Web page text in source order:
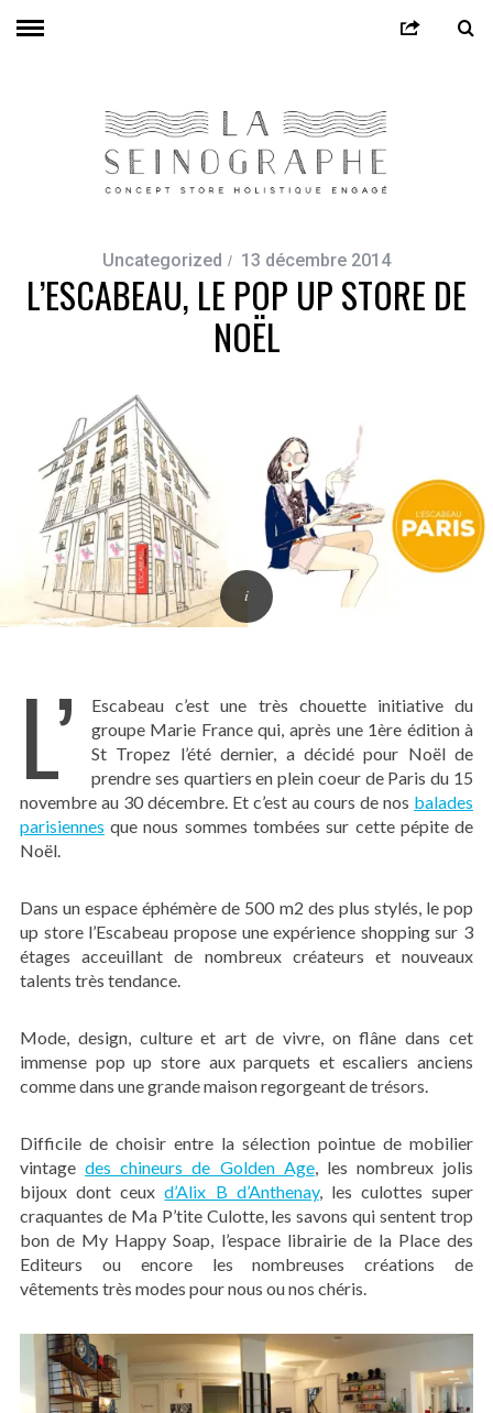
Uncategorized 13 décembre 2014
L’ESCABEAU, LE POP UP STORE DE
NOËL
L’
Escabeau c’est une très chouette initiative du
groupe Marie France qui, après une 1ère édition à
St Tropez l’été dernier, a décidé pour Noël de
prendre ses quartiers en plein coeur de Paris du 15
novembre au 30 décembre. Et c’est au cours de nos balades
parisiennes que nous sommes tombées sur cette pépite de
Noël.
Dans un espace éphémère de 500 m2 des plus stylés, le pop
up store l’Escabeau propose une expérience shopping sur 3
étages acceuillant de nombreux créateurs et nouveaux
talents très tendance.
Mode, design, culture et art de vivre, on flâne dans cet
immense pop up store aux parquets et escaliers anciens
comme dans une grande maison regorgeant de trésors.
Difficile de choisir entre la sélection pointue de mobilier
vintagedes chineurs de Golden Age, les nombreux jolis
bijoux dont ceuxd’Alix B d’Anthenay, les culottes super
craquantes de Ma P’tite Culotte, les savons qui sentent trop
bon de My Happy Soap, l’espace librairie de la Place des
Editeurs ou encore les nombreuses créations de
vêtements très modes pour nous ou nos chéris.